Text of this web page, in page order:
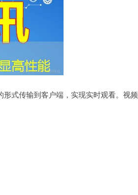
式传输到客户端，实现实时观看。视频